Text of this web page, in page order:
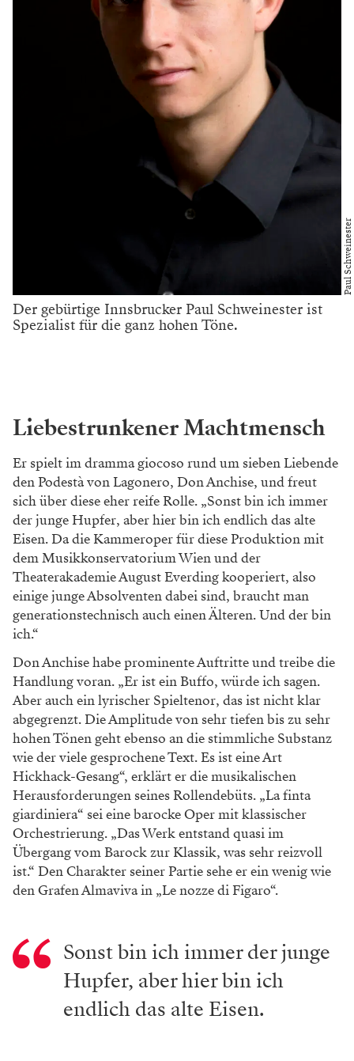
Paul Schweinester
Der gebürtige Innsbrucker Paul Schweinester ist
Spezialist für die ganz hohen Töne.
Liebestrunkener Machtmensch
Er spielt im dramma giocoso rund um sieben Liebende
den Podestà von Lagonero, Don Anchise, und freut
sich über diese eher reife Rolle. „Sonst bin ich immer
der junge Hupfer, aber hier bin ich endlich das alte
Eisen. Da die Kammeroper für diese Produktion mit
dem Musikkonservatorium Wien und der
Theaterakademie August Everding kooperiert, also
einige junge Absolventen dabei sind, braucht man
generationstechnisch auch einen Älteren. Und der bin
ich.“
Don Anchise habe prominente Auftritte und treibe die
Handlung voran. „Er ist ein Buffo, würde ich sagen.
Aber auch ein lyrischer Spieltenor, das ist nicht klar
abgegrenzt. Die Amplitude von sehr tiefen bis zu sehr
hohen Tönen geht ebenso an die stimmliche Substanz
wie der viele gesprochene Text. Es ist eine Art
Hickhack-Gesang“, erklärt er die musikalischen
Herausforderungen seines Rollendebüts. „La finta
giardiniera“ sei eine barocke Oper mit klassischer
Orchestrierung. „Das Werk entstand quasi im
Übergang vom Barock zur Klassik, was sehr reizvoll
ist.“ Den Charakter seiner Partie sehe er ein wenig wie
den Grafen Almaviva in „Le nozze di Figaro“.
Sonst bin ich immer der junge
Hupfer, aber hier bin ich
endlich das alte Eisen.